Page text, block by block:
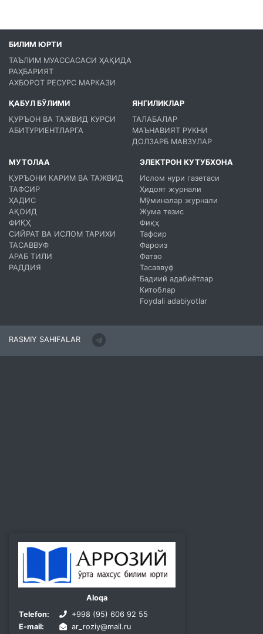
БИЛИМ ЮРТИ
ТАЪЛИМ МУАССАСАСИ ҲАҚИДА
РАҲБАРИЯТ
АХБОРОТ РЕСУРС МАРКАЗИ
ҚАБУЛ БЎЛИМИ
ҚУРЪОН ВА ТАЖВИД КУРСИ
АБИТУРИЕНТЛАРГА
ЯНГИЛИКЛАР
ТАЛАБАЛАР
МАЪНАВИЯТ РУКНИ
ДОЛЗАРБ МАВЗУЛАР
МУТОЛАА
ҚУРЪОНИ КАРИМ ВА ТАЖВИД
ТАФСИР
ҲАДИС
АҚОИД
ФИҚҲ
СИЙРАТ ВА ИСЛОМ ТАРИХИ
ТАСАВВУФ
АРАБ ТИЛИ
РАДДИЯ
ЭЛЕКТРОН КУТУБХОНА
Ислом нури газетаси
Ҳидоят журнали
Мўминалар журнали
Жума тезис
Фиқҳ
Тафсир
Фароиз
Фатво
Тасаввуф
Бадиий адабиётлар
Китоблар
Foydali adabiyotlar
RASMIY SAHIFALAR
Aloqa
Telefon:
+998 (95) 606 92 55
E-mail:
ar_roziy@mail.ru